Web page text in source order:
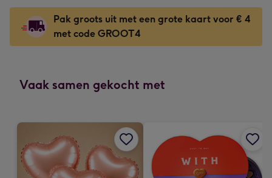
130
x
130
mm
-
Dimensions:
167
mm
-
€6,49
-
onuitwisbare
Dimensions:
240
x
240
Pak groots uit met een grote kaart voor € 4
met code GROOT4
Vaak samen gekocht met